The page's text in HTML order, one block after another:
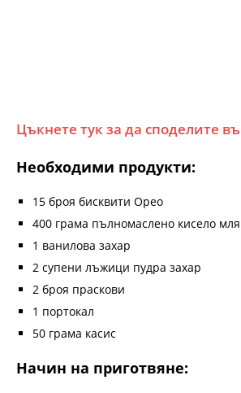
Цъкнете тук за да споделите
Необходими продукти:
15 броя бисквити Орео
400 грама пълномаслено кисело
1 ванилова захар
2 супени лъжици пудра захар
2 броя праскови
1 портокал
50 грама касис
Начин на приготвяне: